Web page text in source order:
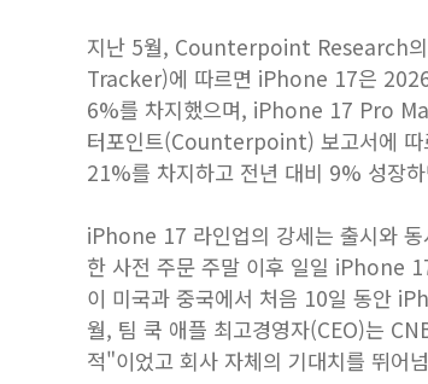
지난 5월, Counterpoint Research
Tracker)에 따르면 iPhone 17은 2026
6%를 차지했으며, iPhone 17 Pro
터포인트(Counterpoint) 보고서에 따
21%를 차지하고 전년 대비 9% 성장
‌iPhone 17‌ 라인업의 강세는 출시와
한 사전 주문 주말 이후 일일 ‌iPhone
이 미국과 중국에서 처음 10일 동안
월, 팀 쿡 애플 최고경영자(CEO)는
적"이었고 회사 자체의 기대치를 뛰어